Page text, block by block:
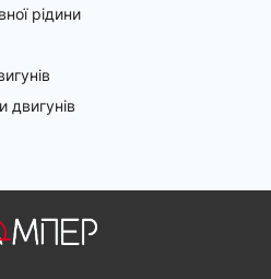
рідини
двигунів